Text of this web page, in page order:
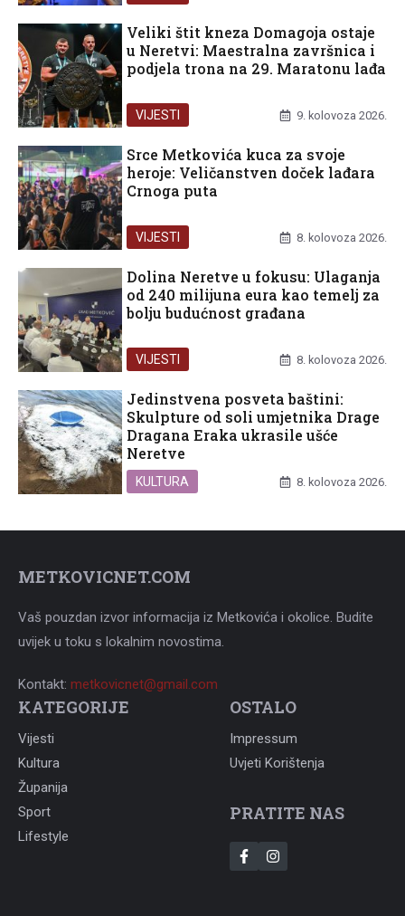
Veliki štit kneza Domagoja ostaje
u Neretvi: Maestralna završnica i
podjela trona na 29. Maratonu lađa
VIJESTI 9. kolovoza 2026.
Srce Metkovića kuca za svoje
heroje: Veličanstven doček lađara
Crnoga puta
VIJESTI 8. kolovoza 2026.
Dolina Neretve u fokusu: Ulaganja
od 240 milijuna eura kao temelj za
bolju budućnost građana
VIJESTI 8. kolovoza 2026.
Jedinstvena posveta baštini:
Skulpture od soli umjetnika Drage
Dragana Eraka ukrasile ušće
Neretve
KULTURA 8. kolovoza 2026.
METKOVICNET.COM
Vaš pouzdan izvor informacija iz Metkovića i okolice. Budite
uvijek u toku s lokalnim novostima.
Kontakt: metkovicnet@gmail.com
KATEGORIJE
Vijesti
Kultura
Županija
Sport
Lifestyle
OSTALO
Impressum
Uvjeti Korištenja
PRATITE NAS